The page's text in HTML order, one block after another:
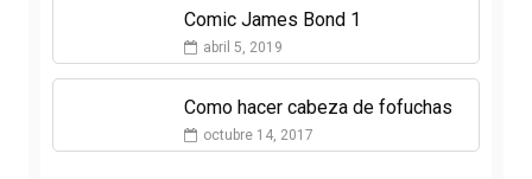
Comic James Bond 1
abril 5, 2019
Como hacer cabeza de fofuchas
octubre 14, 2017